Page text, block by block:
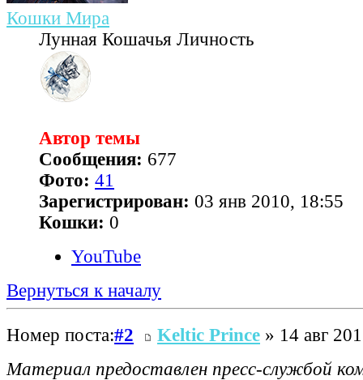
Кошки Мира
Лунная Кошачья Личность
Автор темы
Сообщения: 677
Фото: 41
Зарегистрирован: 03 янв 2010, 18:55
Кошки: 0
YouTube
Вернуться к началу
Номер поста:#2 Keltic Prince » 14 авг
Материал предоставлен пресс-службой